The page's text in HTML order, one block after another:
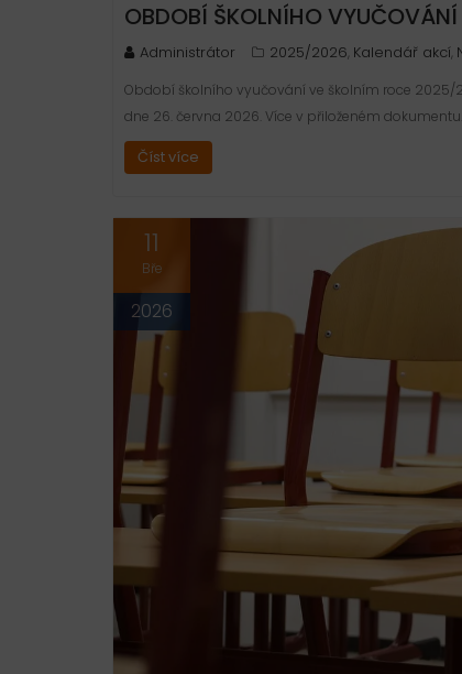
OBDOBÍ ŠKOLNÍHO
Administrátor 2025/2026 Kalendář akcí
Období školního vyučování ve školním roce 2025/
dne 26. června 2026. Více v přiloženém dokumentu.
Číst více
11
Bře
2026